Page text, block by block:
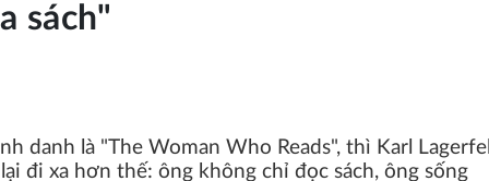
sách"
danh là "The Woman Who Reads", thì Karl
đi xa hơn thế: ông không chỉ đọc sách, ông sống